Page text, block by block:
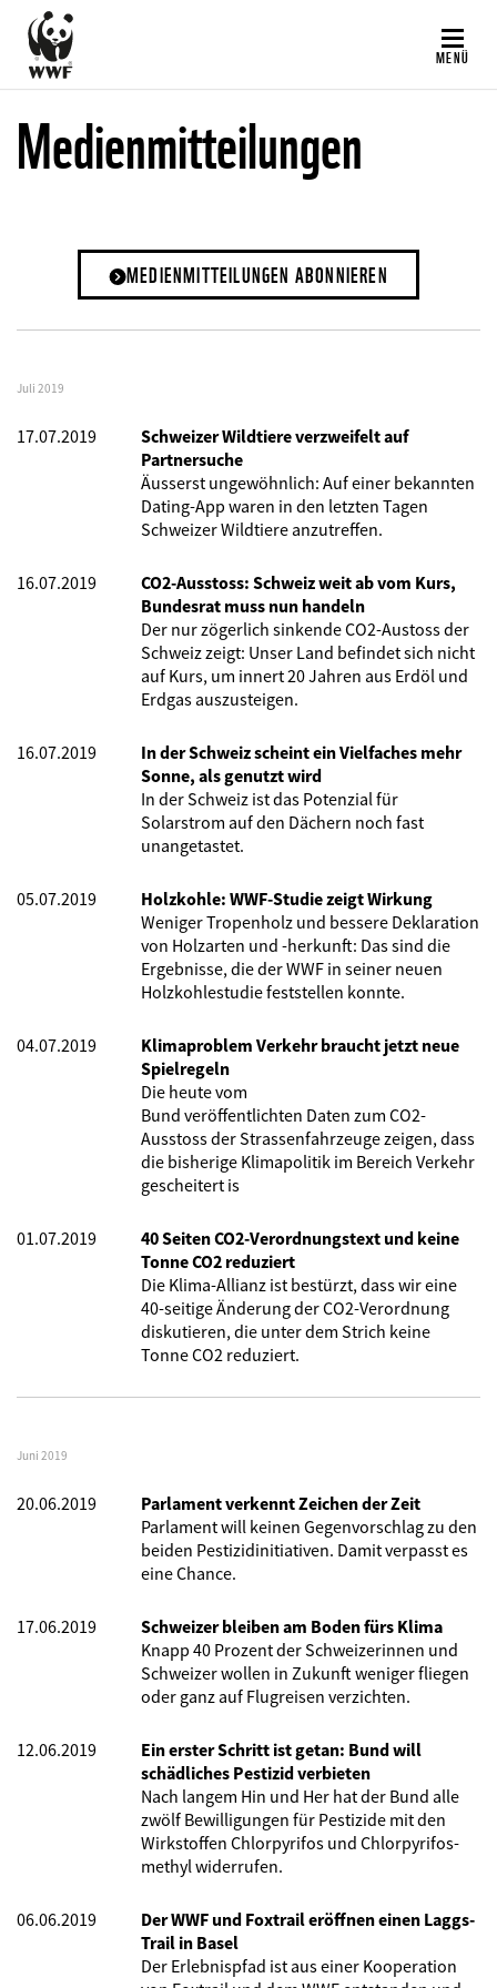
Direkt
zum
Inhalt
MENÜ
Medienmitteilungen
MEDIENMITTEILUNGEN ABONNIEREN
Juli 2019
17.07.2019
Schweizer Wildtiere verzweifelt auf
Partnersuche
Äusserst ungewöhnlich: Auf einer bekannten
Dating-App waren in den letzten Tagen
Schweizer Wildtiere anzutreffen.
16.07.2019
CO2-Ausstoss: Schweiz weit ab vom Kurs,
Bundesrat muss nun handeln
Der nur zögerlich sinkende CO2-Austoss der
Schweiz zeigt: Unser Land befindet sich nicht
auf Kurs, um innert 20 Jahren aus Erdöl und
Erdgas auszusteigen.
16.07.2019
In der Schweiz scheint ein Vielfaches mehr
Sonne, als genutzt wird
In der Schweiz ist das Potenzial für
Solarstrom auf den Dächern noch fast
unangetastet.
05.07.2019
Holzkohle: WWF-Studie zeigt Wirkung
Weniger Tropenholz und bessere Deklaration
von Holzarten und -herkunft: Das sind die
Ergebnisse, die der WWF in seiner neuen
Holzkohlestudie feststellen konnte.
04.07.2019
Klimaproblem Verkehr braucht jetzt neue
Spielregeln
Die heute vom
Bund veröffentlichten Daten zum CO2-
Ausstoss der Strassenfahrzeuge zeigen, dass
die bisherige Klimapolitik im Bereich Verkehr
gescheitert is
01.07.2019
40 Seiten CO2-Verordnungstext und keine
Tonne CO2 reduziert
Die Klima-Allianz ist bestürzt, dass wir eine
40-seitige Änderung der CO2-Verordnung
diskutieren, die unter dem Strich keine
Tonne CO2 reduziert.
Juni 2019
20.06.2019
Parlament verkennt Zeichen der Zeit
Parlament will keinen Gegenvorschlag zu den
beiden Pestizidinitiativen. Damit verpasst es
eine Chance.
17.06.2019
Schweizer bleiben am Boden fürs Klima
Knapp 40 Prozent der Schweizerinnen und
Schweizer wollen in Zukunft weniger fliegen
oder ganz auf Flugreisen verzichten.
12.06.2019
Ein erster Schritt ist getan: Bund will
schädliches Pestizid verbieten
Nach langem Hin und Her hat der Bund alle
zwölf Bewilligungen für Pestizide mit den
Wirkstoffen Chlorpyrifos und Chlorpyrifos-
methyl widerrufen.
06.06.2019
Der WWF und Foxtrail eröffnen einen Laggs-
Trail in Basel
Der Erlebnispfad ist aus einer Kooperation